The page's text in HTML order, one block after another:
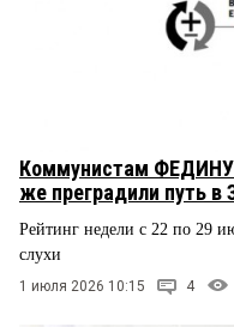
Коммунистам
же преградили путь в
Рейтинг недели с 22 по 29
слухи
1 июля 2026 10:15 4